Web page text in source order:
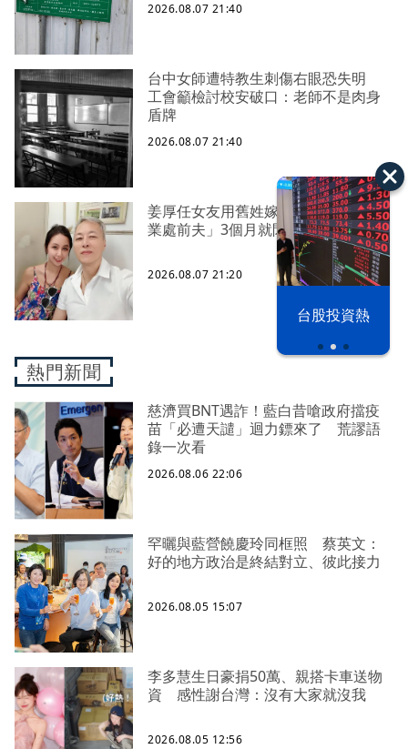
台股投資熱
2026.08.07 21:40
台中女師遭特教生刺傷右眼恐失明
工會籲檢討校安破口：老師不是肉身
盾牌
2026.08.07 21:40
姜厚任女友用舊姓嫁過人 交往「農
業處前夫」3個月就閃婚
2026.08.07 21:20
熱門新聞
慈濟買BNT遇詐！藍白昔嗆政府擋疫
苗「必遭天譴」迴力鏢來了 荒謬語
錄一次看
2026.08.06 22:06
罕曬與藍營饒慶玲同框照 蔡英文：
好的地方政治是終結對立、彼此接力
2026.08.05 15:07
李多慧生日豪捐50萬、親搭卡車送物
資 感性謝台灣：沒有大家就沒我
2026.08.05 12:56